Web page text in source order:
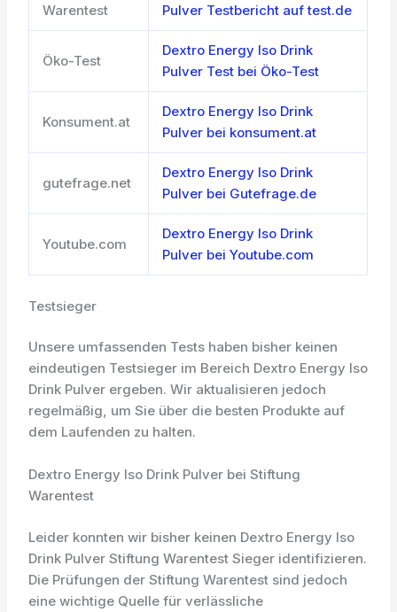
Warentest
Pulver Testbericht auf test.de
Öko-Test
Dextro Energy Iso Drink
Pulver Test bei Öko-Test
Konsument.at
Dextro Energy Iso Drink
Pulver bei konsument.at
gutefrage.net
Dextro Energy Iso Drink
Pulver bei Gutefrage.de
Youtube.com
Dextro Energy Iso Drink
Pulver bei Youtube.com
Testsieger
Unsere umfassenden Tests haben bisher keinen
eindeutigen Testsieger im Bereich Dextro Energy Iso
Drink Pulver ergeben. Wir aktualisieren jedoch
regelmäßig, um Sie über die besten Produkte auf
dem Laufenden zu halten.
Dextro Energy Iso Drink Pulver bei Stiftung
Warentest
Leider konnten wir bisher keinen Dextro Energy Iso
Drink Pulver Stiftung Warentest Sieger identifizieren.
Die Prüfungen der Stiftung Warentest sind jedoch
eine wichtige Quelle für verlässliche